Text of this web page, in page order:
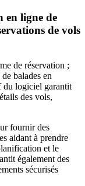
en ligne de
de vols
de réservation ;
balades en
du logiciel garantit
des vols,
fournir des
aidant à prendre
et le
également des
sécurisés